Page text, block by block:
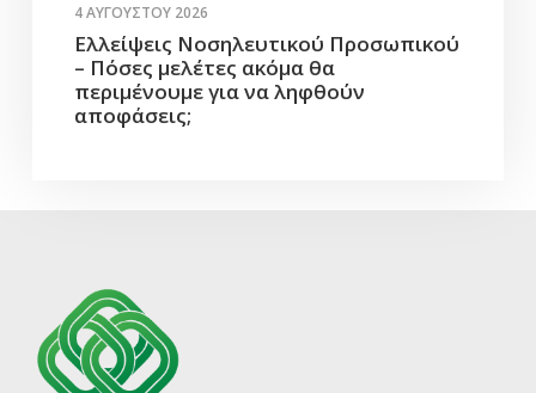
4 ΑΥΓΟΎΣΤΟΥ 2026
Ελλείψεις Νοσηλευτικού Προσωπικού
– Πόσες μελέτες ακόμα θα
περιμένουμε για να ληφθούν
αποφάσεις;